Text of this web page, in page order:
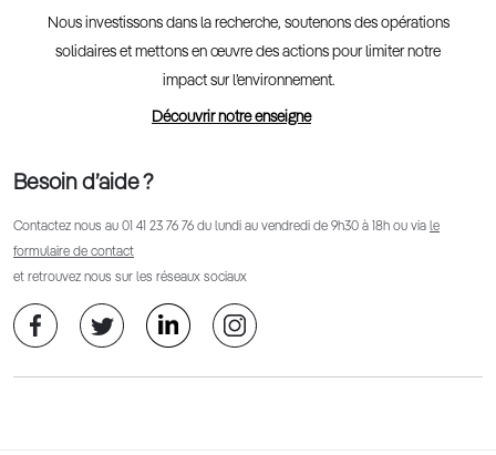
Nous investissons dans la recherche, soutenons des opérations
solidaires et mettons en œuvre des actions pour limiter notre
impact sur l’environnement.
Découvrir notre enseigne
Besoin d’aide ?
Contactez nous au 01 41 23 76 76 du lundi au vendredi de 9h30 à 18h ou via le
formulaire de contact
et retrouvez nous sur les réseaux sociaux